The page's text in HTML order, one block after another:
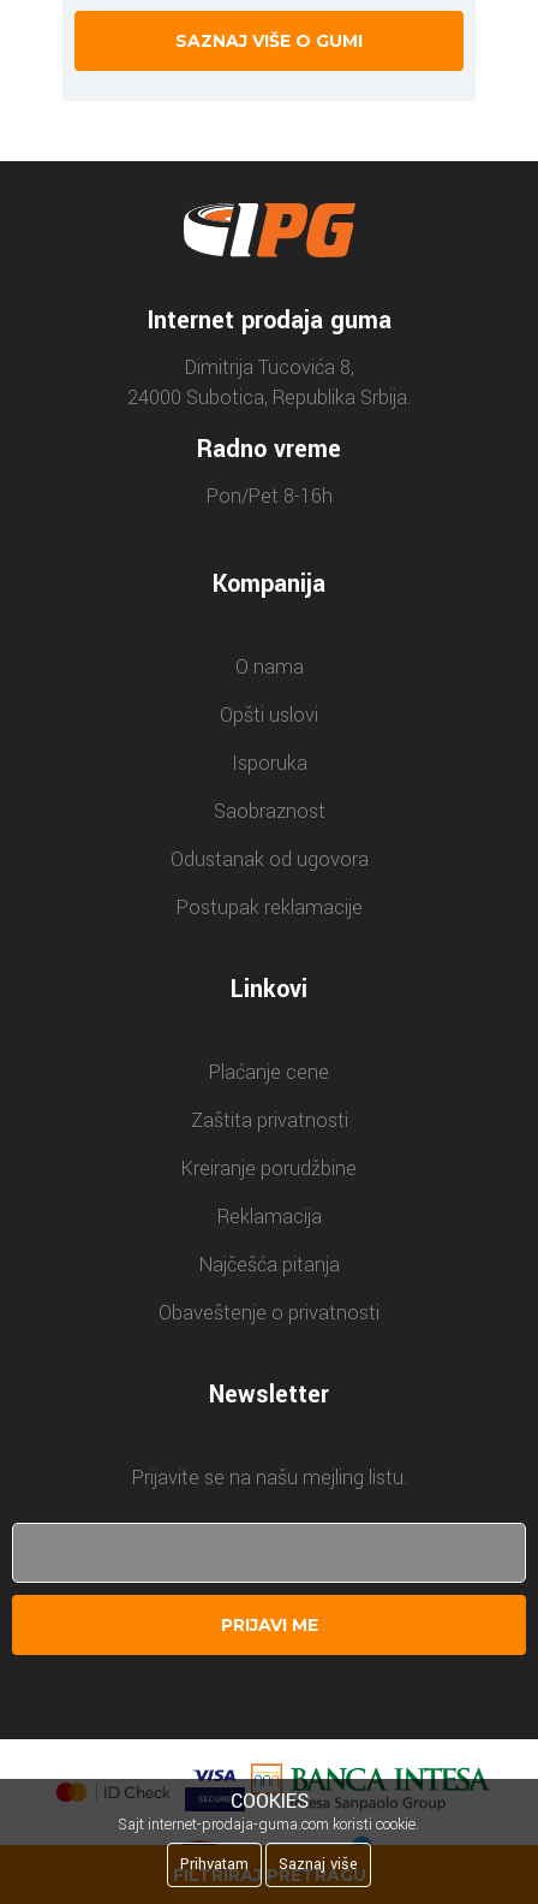
FILTRIRAJ PRETRAGU
SAZNAJ VIŠE O GUMI
Internet prodaja guma
Dimitrija Tucovića 8,
24000 Subotica, Republika Srbija.
Radno vreme
Pon/Pet 8-16h
Kompanija
O nama
Opšti uslovi
Isporuka
Saobraznost
Odustanak od ugovora
Postupak reklamacije
Linkovi
Plaćanje cene
Zaštita privatnosti
Kreiranje porudžbine
Reklamacija
Najčešća pitanja
Obaveštenje o privatnosti
Newsletter
Prijavite se na našu mejling listu.
PRIJAVI ME
COOKIES
Sajt internet-prodaja-guma.com koristi cookie.
Prihvatam
Saznaj više